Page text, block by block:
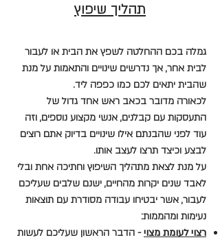
תהליך שיפוץ
גמלה בכם ההחלטה לשפץ את הבית או לעבור
לבית אחר, אך נדרשים שינויים והתאמות על מנת
שהבית יתאים לכם כמו כפפה ליד.
לכאורה מדובר בכאב ראש אחד גדול של
התעסקות עם קבלנים, אנשי מקצוע נוספים, וזה
עוד לפני שהבנתם אילו שינויים בדיוק אתם רוצים
לבצע וכיצד תרצו לעצב אותו.
על מנת לצאת מתהליך השיפוץ וחתיכה אחת ובלי
לאבד שנים יקרות מהחיים, ישנם שלבים שעליכם
לעבור, אשר יבטיחו עבודה מסודרת עם תוצאות
נעימות ומהממות:
רצוי לעומת מצוי- הדבר הראשון שעליכם לעשות